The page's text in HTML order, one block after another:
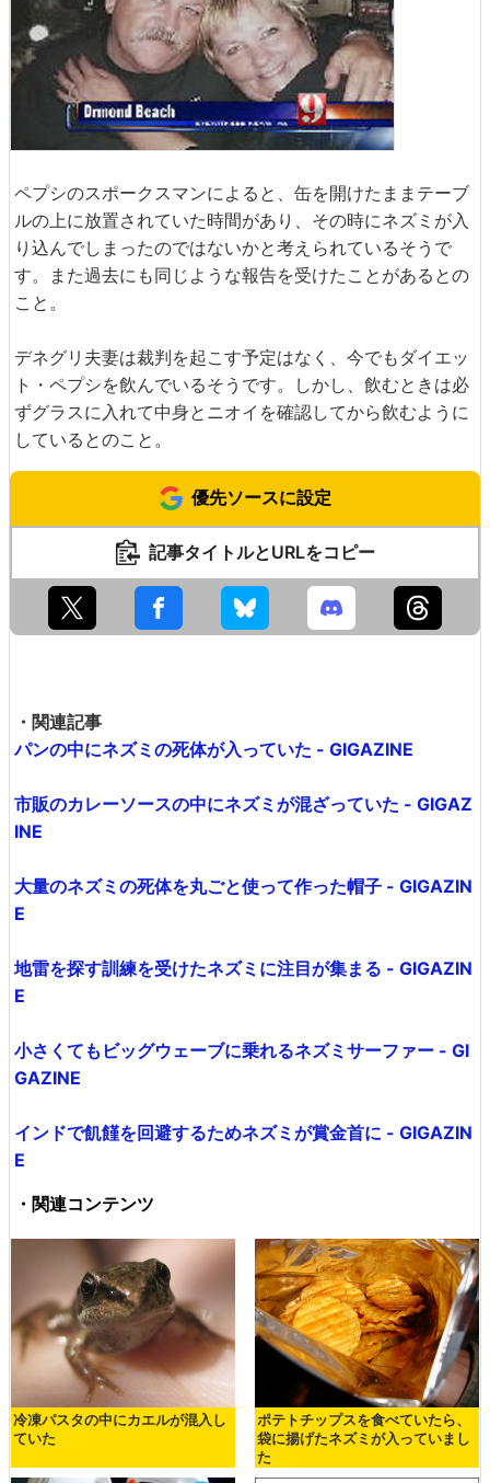
ペプシのスポークスマンによると、缶を開けたままテーブ
ルの上に放置されていた時間があり、その時にネズミが入
り込んでしまったのではないかと考えられているそうで
す。また過去にも同じような報告を受けたことがあるとの
こと。
デネグリ夫妻は裁判を起こす予定はなく、今でもダイエッ
ト・ペプシを飲んでいるそうです。しかし、飲むときは必
ずグラスに入れて中身とニオイを確認してから飲むように
しているとのこと。
優先ソースに設定
記事タイトルとURLをコピー
・関連記事
パンの中にネズミの死体が入っていた - GIGAZINE
市販のカレーソースの中にネズミが混ざっていた - GIGAZ
INE
大量のネズミの死体を丸ごと使って作った帽子 - GIGAZIN
E
地雷を探す訓練を受けたネズミに注目が集まる - GIGAZIN
E
小さくてもビッグウェーブに乗れるネズミサーファー - GI
GAZINE
インドで飢饉を回避するためネズミが賞金首に - GIGAZIN
E
・関連コンテンツ
冷凍パスタの中にカエルが混入し
ていた
ポテトチップスを食べていたら、
袋に揚げたネズミが入っていまし
た